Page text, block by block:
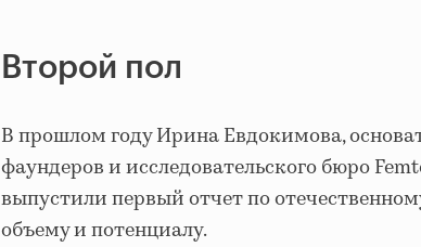
Второй пол
В прошлом году Ирина Евдокимова,
фаундеров и исследовательского бюро
выпустили первый отчет по
объему и потенциалу.